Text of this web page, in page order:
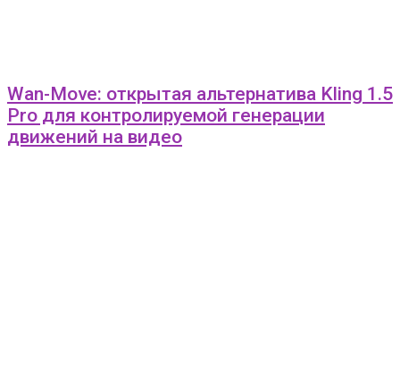
Wan-Move: открытая альтернатива Kling 1.5
Pro для контролируемой генерации
движений на видео